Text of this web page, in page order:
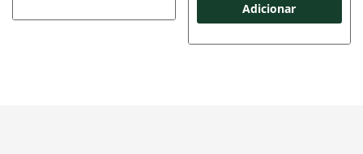
Adicionar